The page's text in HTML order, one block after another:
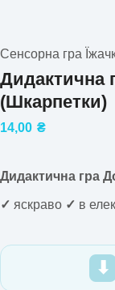
Сенсорна гра
Дидактична
(Шкарпетки)
14,00 ₴
Дидактична гра
✓ яскраво ✓ в